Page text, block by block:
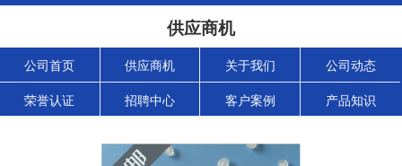
供应商机
公司首页 供应商机 关于我们 公司动态
荣誉认证 招聘中心 客户案例 产品知识